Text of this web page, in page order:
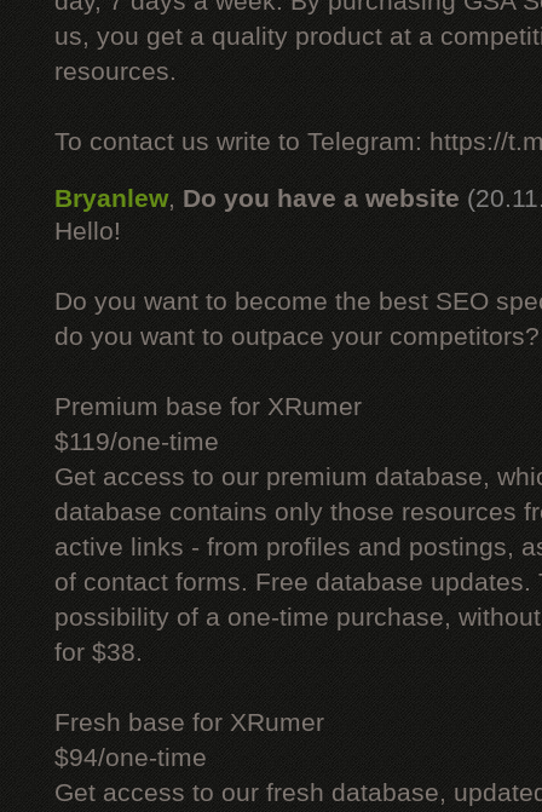
us, you get a quality product at a
resources.
To contact us write to Telegram: https://
Bryanlew, Do you have a website
Hello!
Do you want to become the best SEO
do you want to outpace your competitors?
Premium base for XRumer
$119/one-time
Get access to our premium database,
database contains only those resources
active links - from profiles and postings,
of contact forms. Free database updates.
possibility of a one-time purchase,
for $38.
Fresh base for XRumer
$94/one-time
Get access to our fresh database,